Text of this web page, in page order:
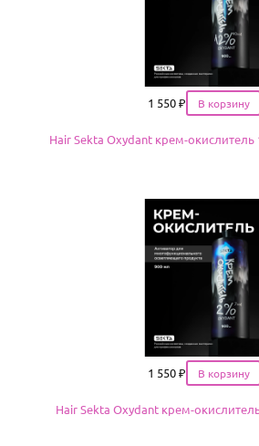
Цена
1 550 ₽
Hair Sekta Oxydant крем-окислитель
Цена
1 550 ₽
Hair Sekta Oxydant крем-